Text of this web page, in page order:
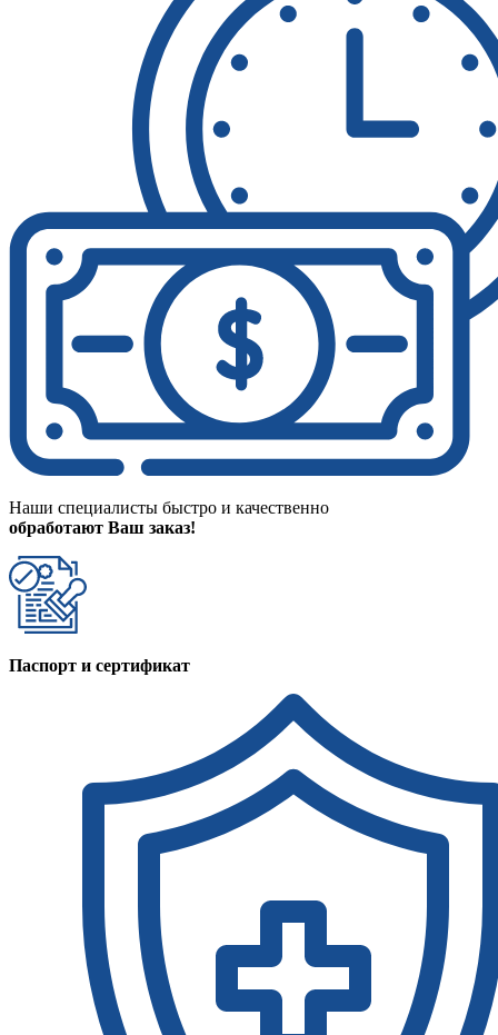
Наши специалисты быстро и качественно
обработают Ваш заказ!
Паспорт и сертификат